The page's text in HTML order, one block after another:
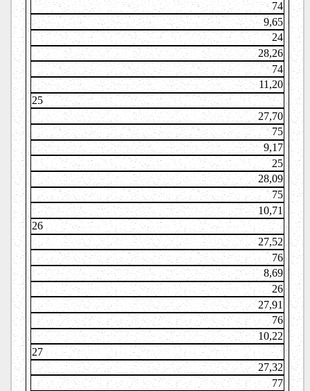
74
9,65
24
28,26
74
11,20
25
27,70
75
9,17
25
28,09
75
10,71
26
27,52
76
8,69
26
27,91
76
10,22
27
27,32
77